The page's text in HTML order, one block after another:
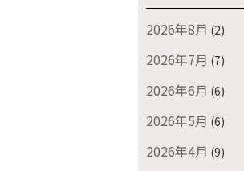
2026年8月 (2)
2026年7月 (7)
2026年6月 (6)
2026年5月 (6)
2026年4月 (9)